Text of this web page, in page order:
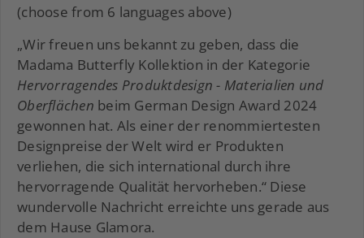
(choose from 6 languages above)
„Wir freuen uns bekannt zu geben, dass die
Madama Butterfly Kollektion in der Kategorie
Hervorragendes Produktdesign - Materialien und
Oberflächen beim German Design Award 2024
gewonnen hat. Als einer der renommiertesten
Designpreise der Welt wird er Produkten
verliehen, die sich international durch ihre
hervorragende Qualität hervorheben.“ Diese
wundervolle Nachricht erreichte uns gerade aus
dem Hause Glamora.